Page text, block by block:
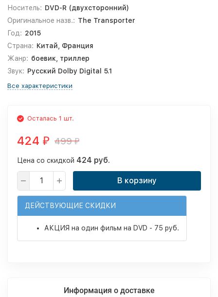
Носитель: DVD-R (двухсторонний)
Оригинальное назв.: The Transporter
Год: 2015
Страна: Китай, Франция
Жанр: боевик, триллер
Звук: Русский Dolby Digital 5.1
Все характеристики
Осталась 1 шт.
424 ₽ 499₽
Цена со скидкой 424 руб.
В корзину
ДЕЙСТВУЮЩИЕ СКИДКИ
АКЦИЯ на один фильм на DVD - 75 руб.
Информация о доставке